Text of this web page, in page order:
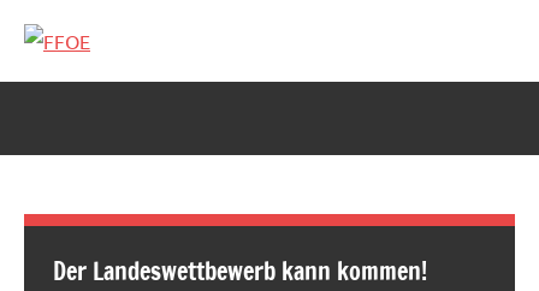
Inhalt
springen
FFOE
Der Landeswettbewerb kann kommen!